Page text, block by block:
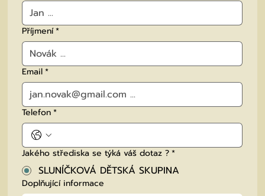
Příjmení*
Email *
Telefon *
Jakého střediska se týká váš dotaz ? *
SLUNÍČKOVÁ DĚTSKÁ SKUPINA
Doplňující informace